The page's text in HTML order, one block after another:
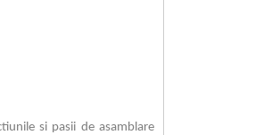
si pasii de asamblare